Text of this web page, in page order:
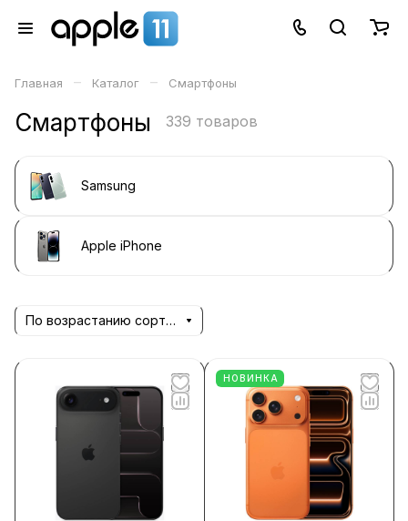
Главная – Каталог – Смартфоны
Смартфоны 339 товаров
Samsung
Apple iPhone
По возрастанию сортировки
НОВИНКА